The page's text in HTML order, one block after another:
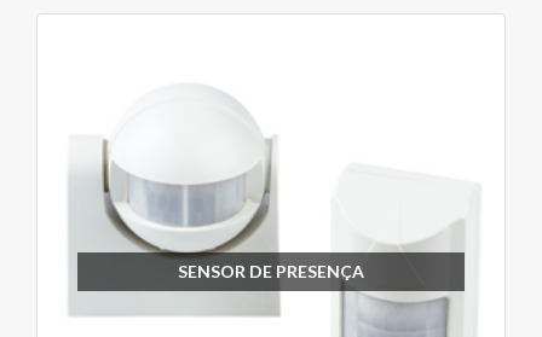
SENSOR DE PRESENÇA